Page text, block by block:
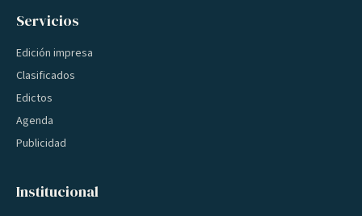
Servicios
Edición impresa
Clasificados
Edictos
Agenda
Publicidad
Institucional